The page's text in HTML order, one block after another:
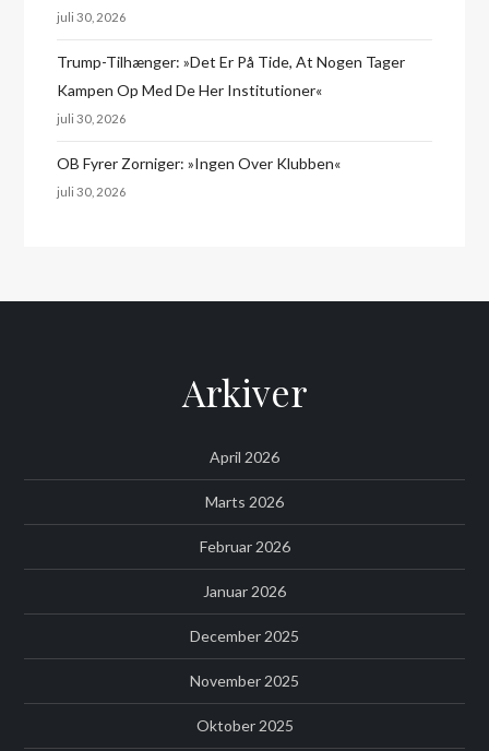
juli 30, 2026
Trump-Tilhænger: »Det Er På Tide, At Nogen Tager
Kampen Op Med De Her Institutioner«
juli 30, 2026
OB Fyrer Zorniger: »Ingen Over Klubben«
juli 30, 2026
Arkiver
April 2026
Marts 2026
Februar 2026
Januar 2026
December 2025
November 2025
Oktober 2025